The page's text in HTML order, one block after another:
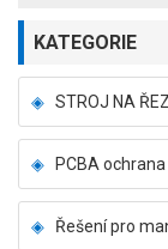
KATEGORIE
STROJ NA
PCBA ochrana
Řešení pro